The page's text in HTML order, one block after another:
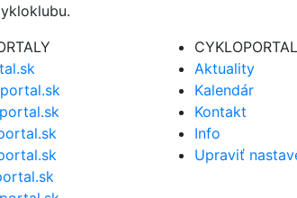
Aktuality
Kalendár
Kontakt
Info
Upraviť